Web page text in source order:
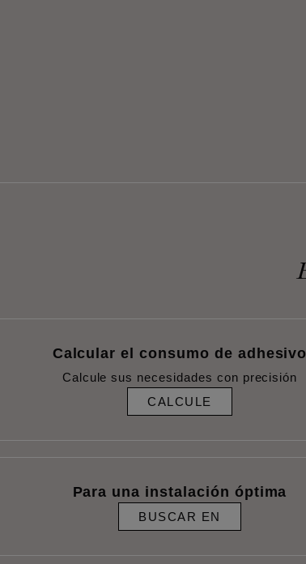
Calcular el consumo de adhesivo
Calcule sus necesidades con precisión
CALCULE
Para una instalación óptima
BUSCAR EN